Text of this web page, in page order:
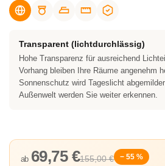
Transparent (lichtdurchlässig)
Hohe Transparenz für ausreichend
Vorhang bleiben Ihre Räume angenehm
Sonnenschutz wird Tageslicht
Außenwelt werden Sie weiter erkennen.
155,00 €
ab 69,75 €
− 55 %